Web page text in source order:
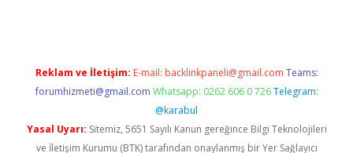
Reklam ve İletişim: E-mail: backlinkpaneli@gmail.com Teams:
forumhizmeti@gmail.com Whatsapp: 0262 606 0 726 Telegram:
@karabul
Yasal Uyarı: Sitemiz, 5651 Sayılı Kanun gereğince Bilgi Teknolojileri
ve İletişim Kurumu (BTK) tarafından onaylanmış bir Yer Sağlayıcı